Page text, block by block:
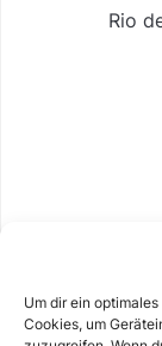
Um dir ein
Cookies, um
Rio